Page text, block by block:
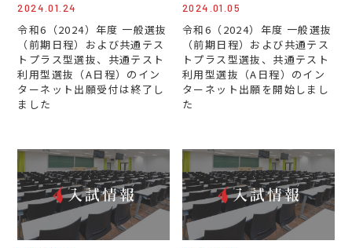
2024.01.24
令和6（2024）年度 一般選抜
（前期日程）および共通テス
トプラス型選抜、共通テスト
利用型選抜（A日程）のイン
ターネット出願受付は終了し
ました
2024.01.05
令和6（2024）年度 一般選抜
（前期日程）および共通テス
トプラス型選抜、共通テスト
利用型選抜（A日程）のイン
ターネット出願を開始しまし
た